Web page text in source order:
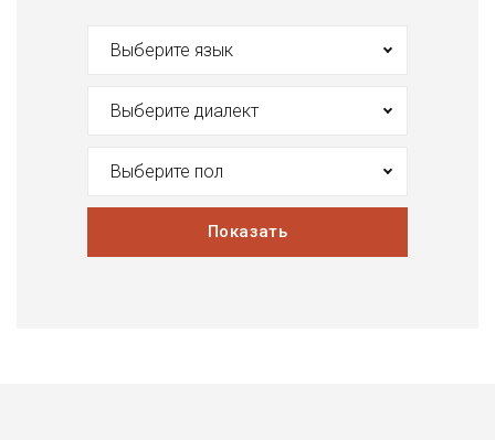
Выберите язык
Выберите диалект
Выберите пол
Показать